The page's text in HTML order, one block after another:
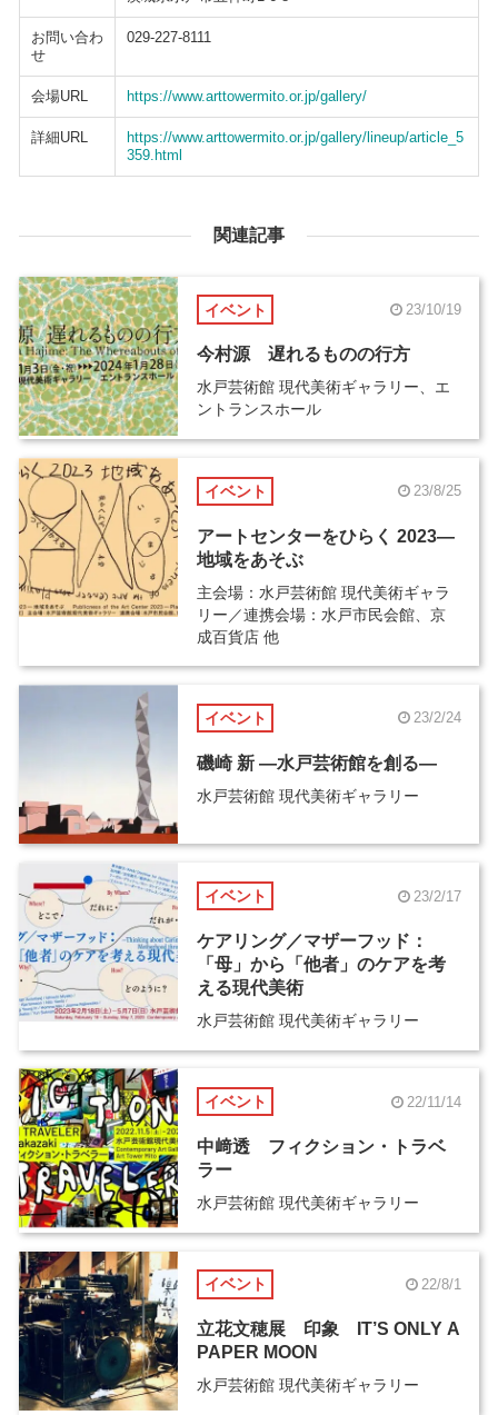
お問い合わ
せ
029-227-8111
会場URL https://www.arttowermito.or.jp/gallery/
詳細URL
https://www.arttowermito.or.jp/gallery/lineup/article_5
359.html
関連記事
イベント 23/10/19
今村源 遅れるものの行方
水戸芸術館 現代美術ギャラリー、エ
ントランスホール
イベント 23/8/25
アートセンターをひらく 2023―
地域をあそぶ
主会場：水戸芸術館 現代美術ギャラ
リー／連携会場：水戸市民会館、京
成百貨店 他
イベント 23/2/24
磯崎 新 ―水戸芸術館を創る―
水戸芸術館 現代美術ギャラリー
イベント 23/2/17
ケアリング／マザーフッド：
「母」から「他者」のケアを考
える現代美術
水戸芸術館 現代美術ギャラリー
イベント 22/11/14
中﨑透 フィクション・トラベ
ラー
水戸芸術館 現代美術ギャラリー
イベント 22/8/1
立花文穂展 印象 IT’S ONLY A
PAPER MOON
水戸芸術館 現代美術ギャラリー